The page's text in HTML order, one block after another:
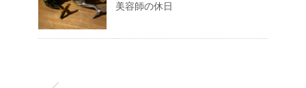
美容師の休日